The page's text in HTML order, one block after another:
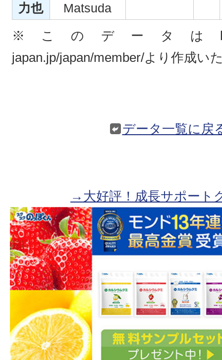
力也
Matsuda
※このデータはhttps://
japan.jp/japan/member/より作成い
データ一覧に戻
→大好評！成長サポート